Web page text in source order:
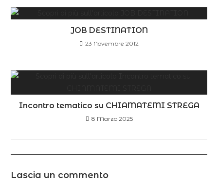
JOB DESTINATION
23 Novembre 2012
Incontro tematico su CHIAMATEMI STREGA
8 Marzo 2025
Lascia un commento